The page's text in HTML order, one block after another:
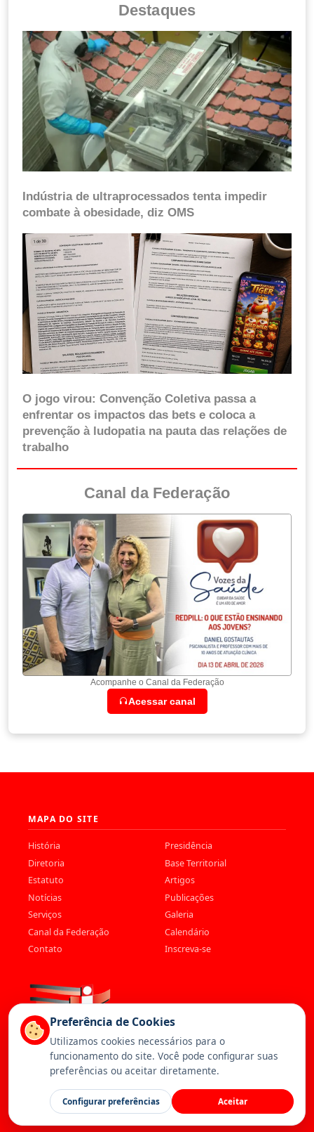
Destaques
Indústria de ultraprocessados tenta impedir
combate à obesidade, diz OMS
O jogo virou: Convenção Coletiva passa a
enfrentar os impactos das bets e coloca a
prevenção à ludopatia na pauta das relações de
trabalho
Canal da Federação
Acompanhe o Canal da Federação
Acessar canal
MAPA DO SITE
História
Presidência
Diretoria
Base Territorial
Estatuto
Artigos
Notícias
Publicações
Serviços
Galeria
Canal da Federação
Calendário
Contato
Inscreva-se
© 2026 Federação dos Trabalhadores da Saúde. Todos os direitos
reservados. —Política de Privacidade—Cookies
Preferência de Cookies
Utilizamos cookies necessários para o
funcionamento do site. Você pode configurar suas
preferências ou aceitar diretamente.
Configurar preferências Aceitar